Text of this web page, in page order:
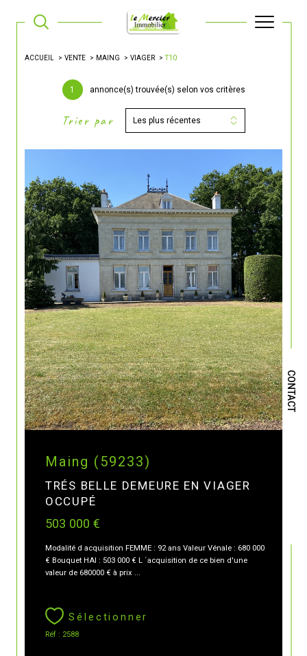
CONTACT
ACCUEIL VENTE MAING VIAGER T10
1 annonce(s) trouvée(s) selon vos critères
Trier par Les plus récentes
Maing (59233)
TRÉS BELLE DEMEURE EN VIAGER
OCCUPÉ
503 000 €
Modalité d acquisition FEMME : 92 ans Valeur Vénale : 680 000
€ Bouquet HAI : 503 000 € L ´acquisition de ce bien d'une
valeur de 680000 € à prix ...
Sélectionner
Réf : 2588